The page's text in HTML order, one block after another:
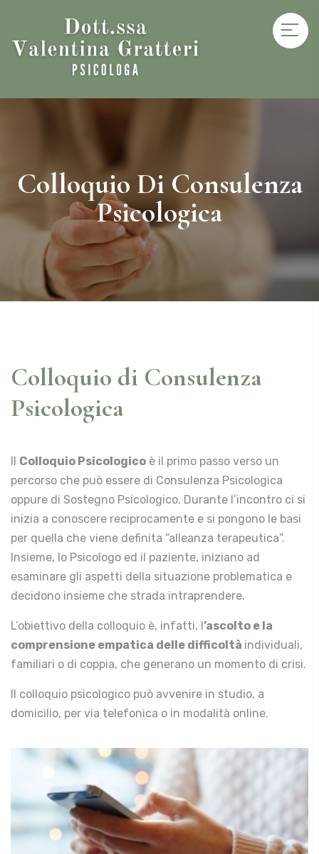
Colloquio Di Consulenza
Psicologica
Colloquio di Consulenza
Psicologica
Colloquio Psicologico è il primo passo verso un
percorso che può essere di Consulenza Psicologica
oppure di Sostegno Psicologico. Durante l’incontro ci si
inizia a conoscere reciprocamente e si pongono le basi
per quella che viene definita “alleanza terapeutica”.
Insieme, lo Psicologo ed il paziente, iniziano ad
esaminare gli aspetti della situazione problematica e
decidono insieme che strada intraprendere.
L’obiettivo della colloquio è, infatti, l ’ascolto e la
comprensione empatica delle difficoltà individuali,
familiari o di coppia, che generano un momento di crisi.
Il colloquio psicologico può avvenire in studio, a
domicilio, per via telefonica o in modalità online.